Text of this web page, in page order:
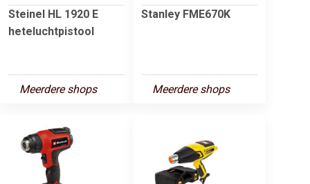
Steinel HL 1920 E
heteluchtpistool
Meerdere shops
Stanley FME670K
Meerdere shops